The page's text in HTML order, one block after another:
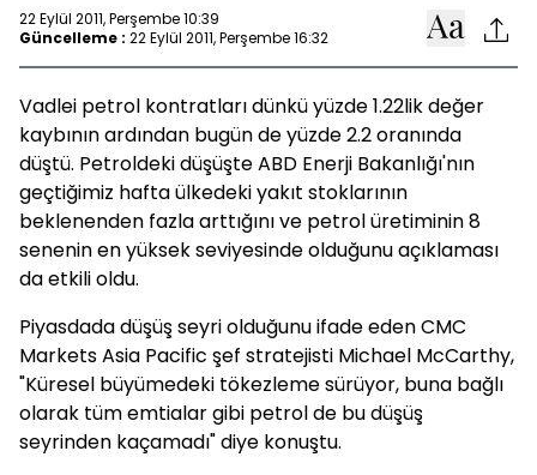
22 Eylül 2011, Perşembe 10:39
Güncelleme : 22 Eylül 2011, Perşembe 16:32
Vadlei petrol kontratları dünkü yüzde 1.22lik değer
kaybının ardından bugün de yüzde 2.2 oranında
düştü. Petroldeki düşüşte ABD Enerji Bakanlığı'nın
geçtiğimiz hafta ülkedeki yakıt stoklarının
beklenenden fazla arttığını ve petrol üretiminin 8
senenin en yüksek seviyesinde olduğunu açıklaması
da etkili oldu.
Piyasdada düşüş seyri olduğunu ifade edenCMC
Markets Asia Pacific şef stratejisti Michael McCarthy,
"Küresel büyümedeki tökezleme sürüyor, buna bağlı
olarak tüm emtialar gibi petrol de bu düşüş
seyrinden kaçamadı" diye konuştu.